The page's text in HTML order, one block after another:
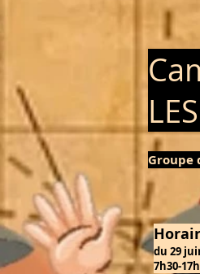
Groupe
du 29
7h30-